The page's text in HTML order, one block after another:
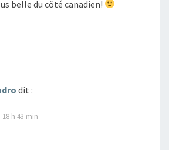
belle du côté canadien!
dit :
18 h 43 min